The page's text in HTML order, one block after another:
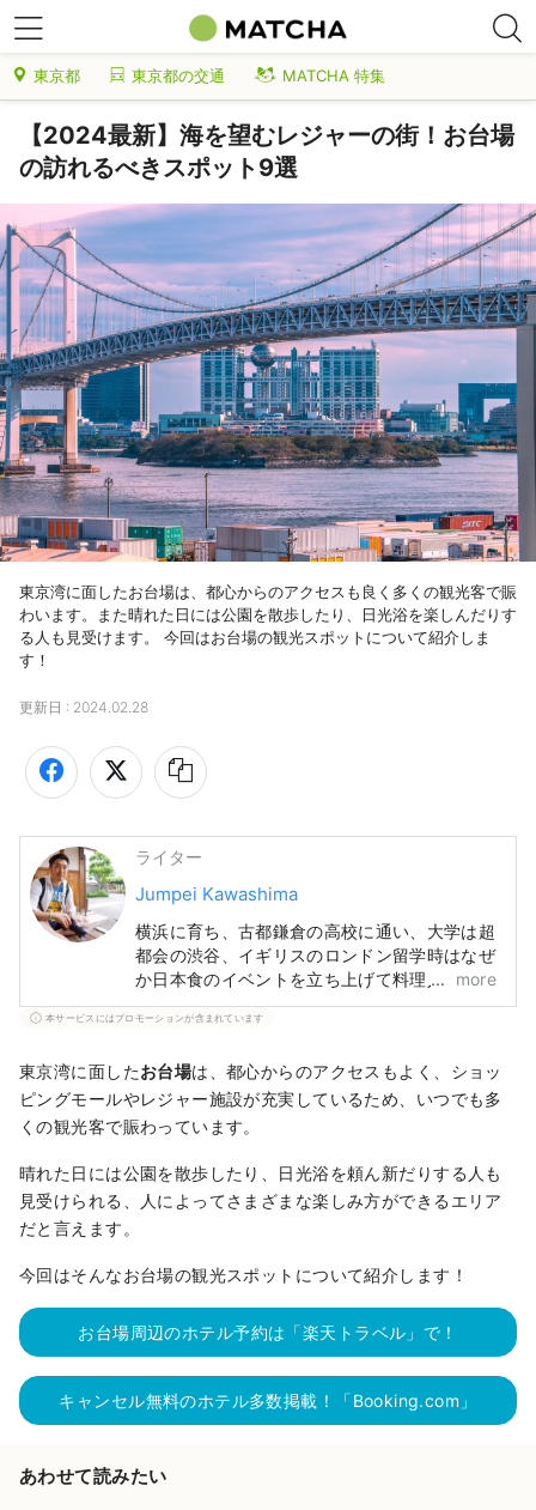
東京都 東京都の交通 MATCHA 特集
【2024最新】海を望むレジャーの街！お台場
の訪れるべきスポット9選
東京湾に面したお台場は、都心からのアクセスも良く多くの観光客で賑
わいます。また晴れた日には公園を散歩したり、日光浴を楽しんだりす
る人も見受けます。 今回はお台場の観光スポットについて紹介しま
す！
更新日 : 2024.02.28
ライター
Jumpei Kawashima
横浜に育ち、古都鎌倉の高校に通い、大学は超
都会の渋谷、イギリスのロンドン留学時はなぜ
か日本食のイベントを立ち上げて料理人、現在
はライターをしている未熟者です。 ブログ：
一期一会
more
本サービスにはプロモーションが含まれています
東京湾に面したお台場は、都心からのアクセスもよく、ショッ
ピングモールやレジャー施設が充実しているため、いつでも多
くの観光客で賑わっています。
晴れた日には公園を散歩したり、日光浴を頼ん新だりする人も
見受けられる、人によってさまざまな楽しみ方ができるエリア
だと言えます。
今回はそんなお台場の観光スポットについて紹介します！
お台場周辺のホテル予約は「楽天トラベル」で！
キャンセル無料のホテル多数掲載！「Booking.com」
あわせて読みたい